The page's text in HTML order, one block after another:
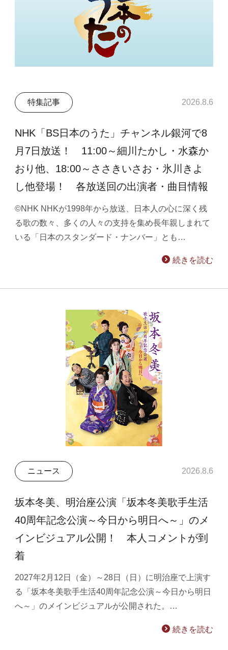
特集記事 2026.8.6
NHK「BS日本のうた」チャンネル銀河で8
月7日放送！ 11:00～細川たかし・水森か
おり他、18:00～ささきいさお・氷川きよ
し他登場！ 各放送回の出演者・曲目情報
©NHK NHKが1998年から放送、日本人の心に深く残
る歌の数々、多くの人々の支持を集め長年親しまれて
いる「日本のスタンダード・ナンバー」とも…
続きを読む
ニュース 2026.8.6
坂本冬美、明治座公演「坂本冬美歌手生活
40周年記念公演～今日から明日へ～」のメ
インビジュアル公開！ 本人コメントが到
着
2027年2月12日（金）～28日（日）に明治座で上演す
る「坂本冬美歌手生活40周年記念公演～今日から明日
へ～」のメインビジュアルが公開された。…
続きを読む